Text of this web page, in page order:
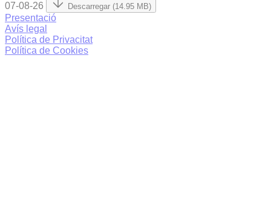
07-08-26 Descarregar (14.95 MB)
Presentació
Avís legal
Política de Privacitat
Política de Cookies